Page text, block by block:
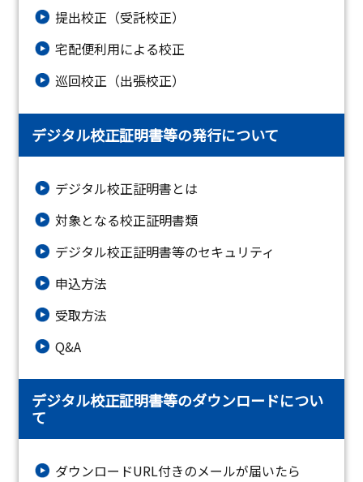
提出校正（受託校正）
宅配便利用による校正
巡回校正（出張校正）
デジタル校正証明書等の発行について
デジタル校正証明書とは
対象となる校正証明書類
デジタル校正証明書等のセキュリティ
申込方法
受取方法
Q&A
デジタル校正証明書等のダウンロードについ
て
ダウンロードURL付きのメールが届いたら